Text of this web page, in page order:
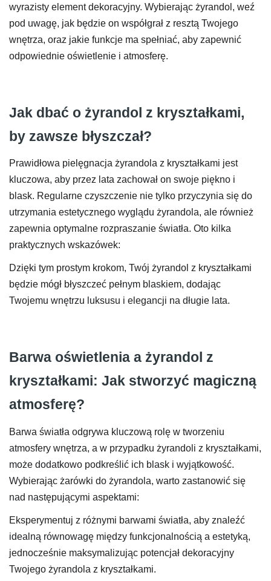
wyrazisty element dekoracyjny. Wybierając żyrandol, weź
pod uwagę, jak będzie on współgrał z resztą Twojego
wnętrza, oraz jakie funkcje ma spełniać, aby zapewnić
odpowiednie oświetlenie i atmosferę.
Jak dbać o żyrandol z kryształkami,
by zawsze błyszczał?
Prawidłowa pielęgnacja żyrandola z kryształkami jest
kluczowa, aby przez lata zachował on swoje piękno i
blask. Regularne czyszczenie nie tylko przyczynia się do
utrzymania estetycznego wyglądu żyrandola, ale również
zapewnia optymalne rozpraszanie światła. Oto kilka
praktycznych wskazówek:
Dzięki tym prostym krokom, Twój żyrandol z kryształkami
będzie mógł błyszczeć pełnym blaskiem, dodając
Twojemu wnętrzu luksusu i elegancji na długie lata.
Barwa oświetlenia a żyrandol z
kryształkami: Jak stworzyć magiczną
atmosferę?
Barwa światła odgrywa kluczową rolę w tworzeniu
atmosfery wnętrza, a w przypadku żyrandoli z kryształkami,
może dodatkowo podkreślić ich blask i wyjątkowość.
Wybierając żarówki do żyrandola, warto zastanowić się
nad następującymi aspektami:
Eksperymentuj z różnymi barwami światła, aby znaleźć
idealną równowagę między funkcjonalnością a estetyką,
jednocześnie maksymalizując potencjał dekoracyjny
Twojego żyrandola z kryształkami.